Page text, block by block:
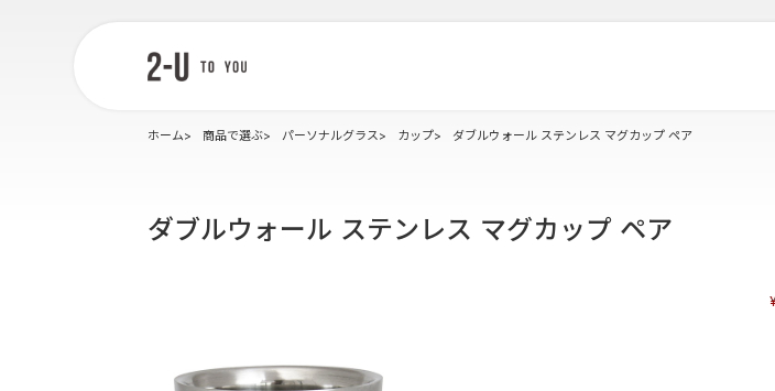
ホーム 商品で選ぶ パーソナルグラス カップ ダブルウォール ステンレス マグカップ ペア
ダブルウォール ステンレス マグカップ ペア